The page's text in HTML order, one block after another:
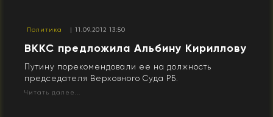
Политика | 11.09.2012 13:50
ВККС предложила Альбину Кириллову
Путину порекомендовали ее на должность
председателя Верховного Суда РБ.
Читать далее...